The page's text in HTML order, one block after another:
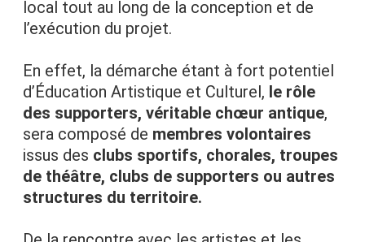
local tout au long de la conception et de
l’exécution du projet.
En effet, la démarche étant à fort potentiel
d’Éducation Artistique et Culturel, le rôle
des supporters, véritable chœur antique,
sera composé de membres volontaires
issus des clubs sportifs, chorales, troupes
de théâtre, clubs de supporters ou autres
structures du territoire.